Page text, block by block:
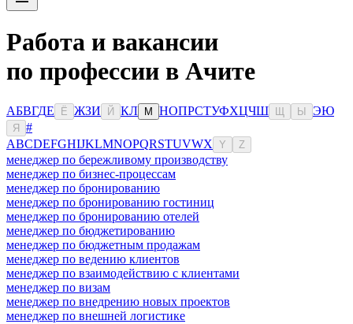
Работа и вакансии
по профессии в Ачите
АБВГДЕ Ё ЖЗИ Й КЛ М НОПРСТУФХЦЧШ Ы ЭЮ
Я
#
ABCDEFGHIJKLMNOPQRSTUVWX Y Z
менеджер по бережливому производству
менеджер по бизнес-процессам
менеджер по бронированию
менеджер по бронированию гостиниц
менеджер по бронированию отелей
менеджер по бюджетированию
менеджер по бюджетным продажам
менеджер по ведению клиентов
менеджер по взаимодействию с клиентами
менеджер по визам
менеджер по внедрению новых проектов
менеджер по внешней логистике